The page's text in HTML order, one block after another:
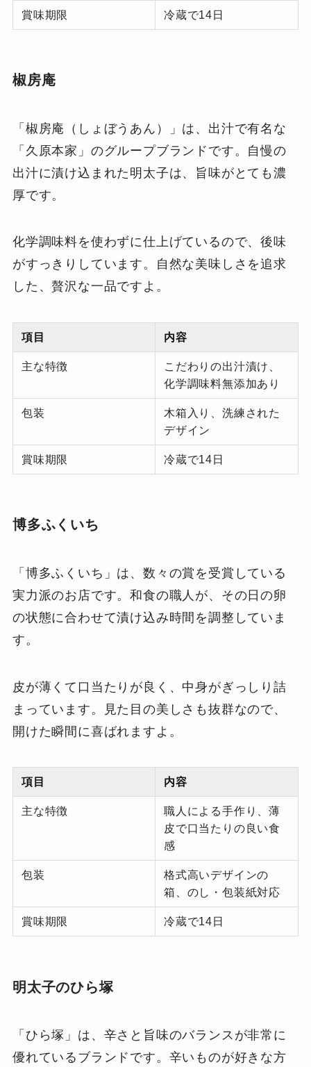
賞味期限 冷蔵で14日
椒房庵
「椒房庵（しょぼうあん）」は、出汁で有名な
「久原本家」のグループブランドです。自慢の
出汁に漬け込まれた明太子は、旨味がとても濃
厚です。
化学調味料を使わずに仕上げているので、後味
がすっきりしています。自然な美味しさを追求
した、贅沢な一品ですよ。
項目 内容
主な特徴
こだわりの出汁漬け、
化学調味料無添加あり
包装
木箱入り、洗練された
デザイン
賞味期限 冷蔵で14日
博多ふくいち
「博多ふくいち」は、数々の賞を受賞している
実力派のお店です。和食の職人が、その日の卵
の状態に合わせて漬け込み時間を調整していま
す。
皮が薄くて口当たりが良く、中身がぎっしり詰
まっています。見た目の美しさも抜群なので、
開けた瞬間に喜ばれますよ。
項目 内容
主な特徴
職人による手作り、薄
皮で口当たりの良い食
感
包装
格式高いデザインの
箱、のし・包装紙対応
賞味期限 冷蔵で14日
明太子のひら塚
「ひら塚」は、辛さと旨味のバランスが非常に
優れているブランドです。辛いものが好きな方